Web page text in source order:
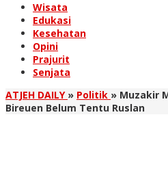
Wisata
Edukasi
Kesehatan
Opini
Prajurit
Senjata
ATJEH DAILY » Politik » Muzakir
Bireuen Belum Tentu Ruslan